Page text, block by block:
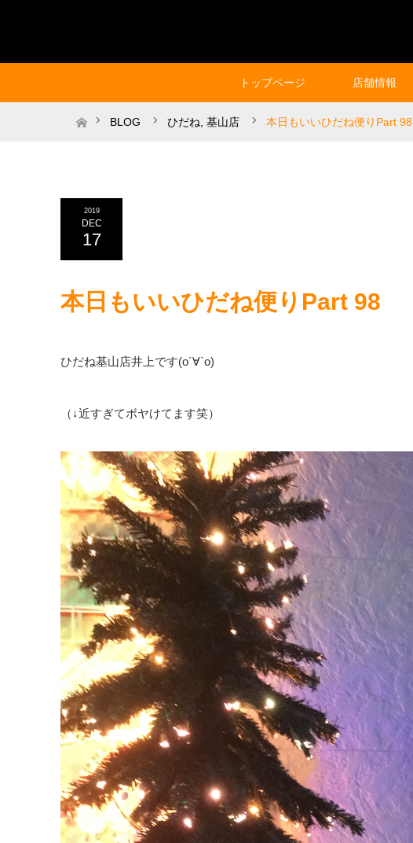
トップページ 店舗情報
ホームBLOG ひだね 基山店 本日もいいひだね便りPart 98
2019
DEC
17
本日もいいひだね便りPart 98
ひだね基山店井上です(о´∀`о)
（↓近すぎてボヤけてます笑）